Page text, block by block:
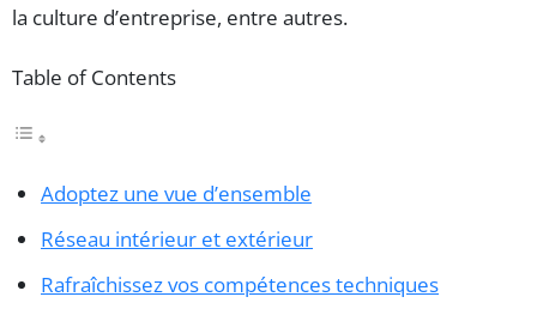
la culture d’entreprise, entre autres.
Table of Contents
Adoptez une vue d’ensemble
Réseau intérieur et extérieur
Rafraîchissez vos compétences techniques